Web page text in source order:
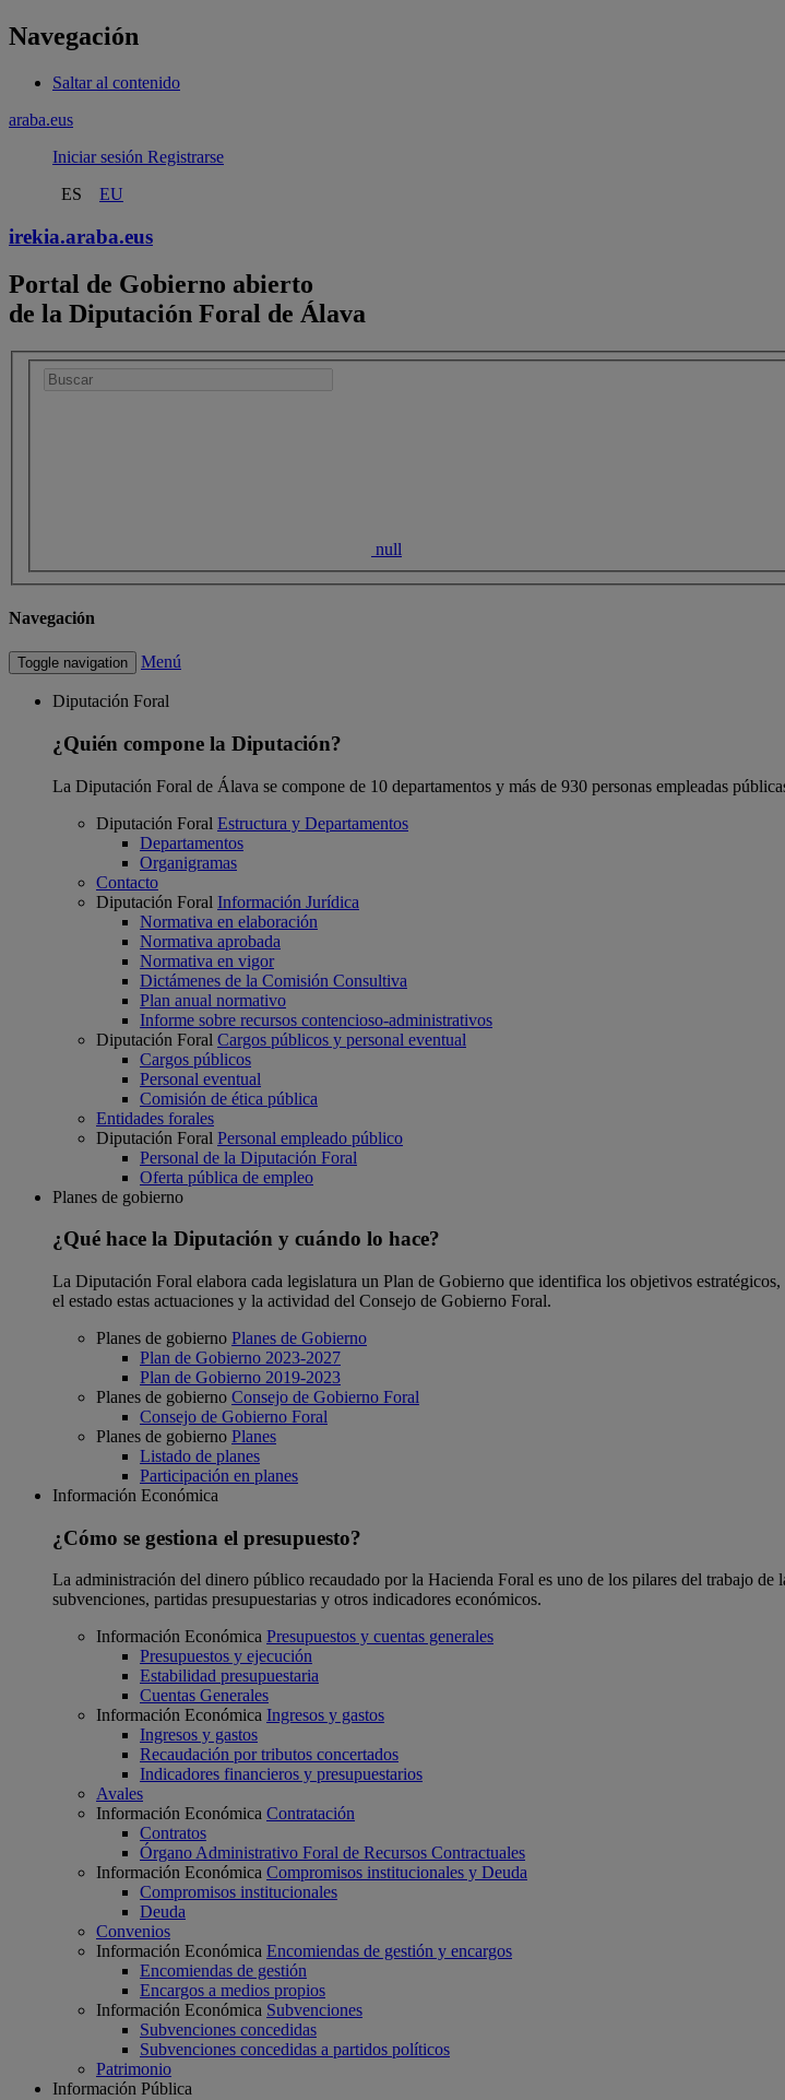
Navegación
Saltar al contenido
araba.eus
Iniciar sesión Registrarse
ES
EU
irekia.araba.eus
Portal de Gobierno abierto
de la Diputación Foral de Álava
null
Navegación
Toggle navigation Menú
Diputación Foral
¿Quién compone la Diputación?
La Diputación Foral de Álava se compone de 10 departamentos y más de 930 personas empleadas
Diputación Foral Estructura y Departamentos
Departamentos
Organigramas
Contacto
Diputación Foral Información Jurídica
Normativa en elaboración
Normativa aprobada
Normativa en vigor
Dictámenes de la Comisión Consultiva
Plan anual normativo
Informe sobre recursos contencioso-administrativos
Diputación Foral Cargos públicos y personal eventual
Cargos públicos
Personal eventual
Comisión de ética pública
Entidades forales
Diputación Foral Personal empleado público
Personal de la Diputación Foral
Oferta pública de empleo
Planes de gobierno
¿Qué hace la Diputación y cuándo lo hace?
La Diputación Foral elabora cada legislatura un Plan de Gobierno que identifica los objetivos
el estado estas actuaciones y la actividad del Consejo de Gobierno Foral.
Planes de gobierno Planes de Gobierno
Plan de Gobierno 2023-2027
Plan de Gobierno 2019-2023
Planes de gobierno Consejo de Gobierno Foral
Consejo de Gobierno Foral
Planes de gobierno Planes
Listado de planes
Participación en planes
Información Económica
¿Cómo se gestiona el presupuesto?
La administración del dinero público recaudado por la Hacienda Foral es uno de los pilares del trabajo
subvenciones, partidas presupuestarias y otros indicadores económicos.
Información Económica Presupuestos y cuentas generales
Presupuestos y ejecución
Estabilidad presupuestaria
Cuentas Generales
Información Económica Ingresos y gastos
Ingresos y gastos
Recaudación por tributos concertados
Indicadores financieros y presupuestarios
Avales
Información Económica Contratación
Contratos
Órgano Administrativo Foral de Recursos Contractuales
Información Económica Compromisos institucionales y Deuda
Compromisos institucionales
Deuda
Convenios
Información Económica Encomiendas de gestión y encargos
Encomiendas de gestión
Encargos a medios propios
Información Económica Subvenciones
Subvenciones concedidas
Subvenciones concedidas a partidos políticos
Patrimonio
Información Pública